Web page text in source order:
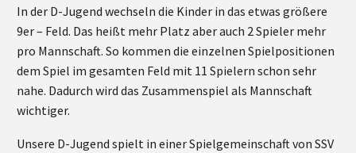
In der D-Jugend wechseln die Kinder in das etwas größere
9er – Feld. Das heißt mehr Platz aber auch 2 Spieler mehr
pro Mannschaft. So kommen die einzelnen Spielpositionen
dem Spiel im gesamten Feld mit 11 Spielern schon sehr
nahe. Dadurch wird das Zusammenspiel als Mannschaft
wichtiger.
Unsere D-Jugend spielt in einer Spielgemeinschaft von SSV